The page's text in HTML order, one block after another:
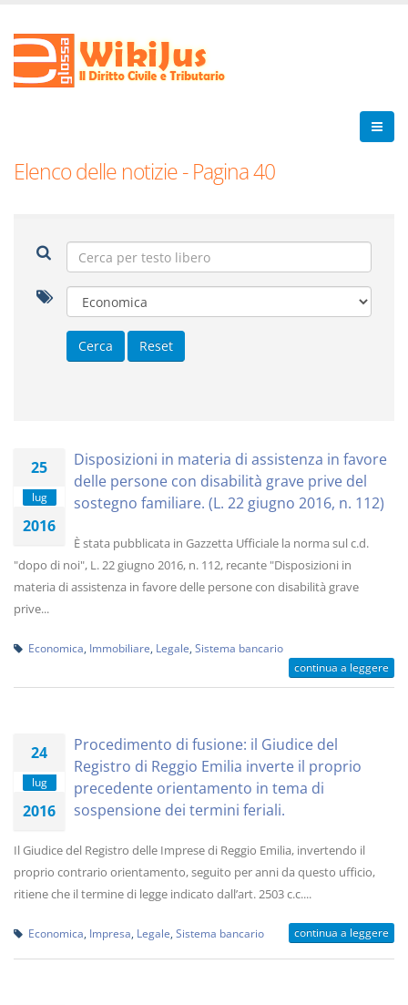
Elenco delle notizie - Pagina 40
25
lug
2016
Disposizioni in materia di assistenza in favore
delle persone con disabilità grave prive del
sostegno familiare. (L. 22 giugno 2016, n. 112)
È stata pubblicata in Gazzetta Ufficiale la norma sul c.d.
"dopo di noi", L. 22 giugno 2016, n. 112, recante "Disposizioni in
materia di assistenza in favore delle persone con disabilità grave
prive...
Economica Immobiliare Legale Sistema bancario
continua a leggere
24
lug
2016
Procedimento di fusione: il Giudice del
Registro di Reggio Emilia inverte il proprio
precedente orientamento in tema di
sospensione dei termini feriali.
Il Giudice del Registro delle Imprese di Reggio Emilia, invertendo il
proprio contrario orientamento, seguito per anni da questo ufficio,
ritiene che il termine di legge indicato dall’art. 2503 c.c....
Economica Impresa Legale Sistema bancario continua a leggere